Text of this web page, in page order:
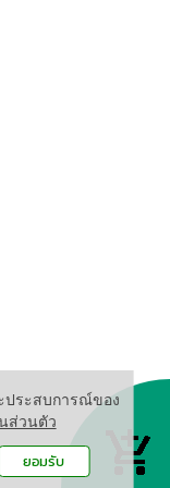
ประสบการณ์ของ
ส่วนตัว
ยอมรับ